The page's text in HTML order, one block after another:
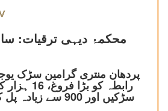
محکمۂ دیہی ترقیات: سال
پردھان منتری گرامین سڑک
رابطہ کو
سڑکیں اور 900 سے زیادہ پل کی تعمیر مکمل